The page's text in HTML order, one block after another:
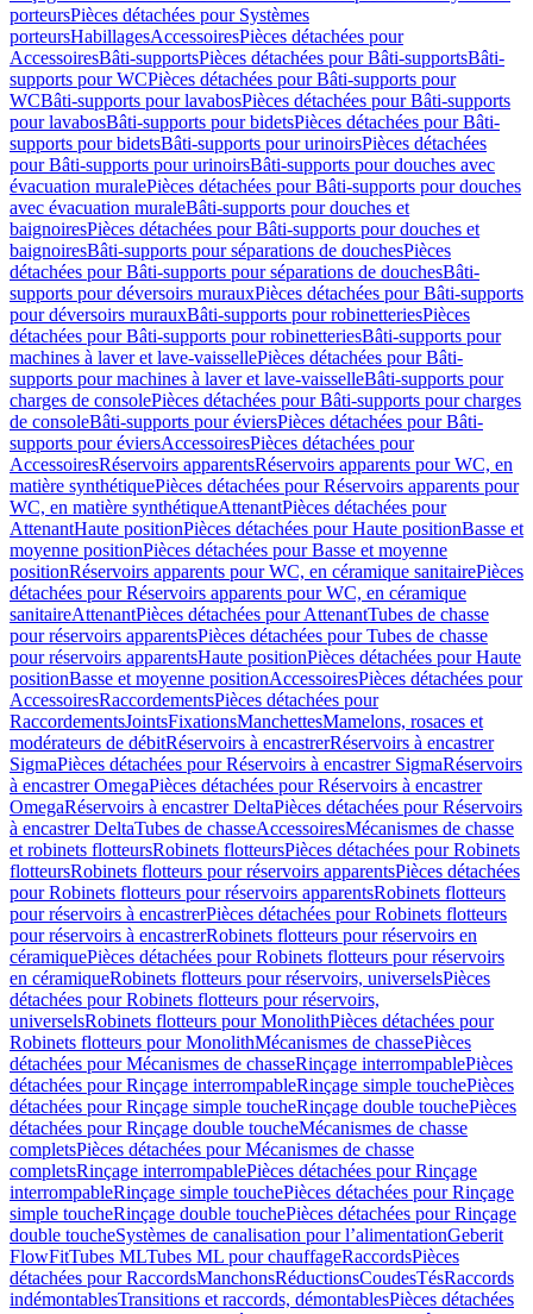
porteursPièces détachées pour Systèmes
porteursHabillagesAccessoiresPièces détachées pour
AccessoiresBâti-supportsPièces détachées pour Bâti-supportsBâti-
supports pour WCPièces détachées pour Bâti-supports pour
WCBâti-supports pour lavabosPièces détachées pour Bâti-supports
pour lavabosBâti-supports pour bidetsPièces détachées pour Bâti-
supports pour bidetsBâti-supports pour urinoirsPièces détachées
pour Bâti-supports pour urinoirsBâti-supports pour douches avec
évacuation muralePièces détachées pour Bâti-supports pour douches
avec évacuation muraleBâti-supports pour douches et
baignoiresPièces détachées pour Bâti-supports pour douches et
baignoiresBâti-supports pour séparations de douchesPièces
détachées pour Bâti-supports pour séparations de douchesBâti-
supports pour déversoirs murauxPièces détachées pour Bâti-supports
pour déversoirs murauxBâti-supports pour robinetteriesPièces
détachées pour Bâti-supports pour robinetteriesBâti-supports pour
machines à laver et lave-vaissellePièces détachées pour Bâti-
supports pour machines à laver et lave-vaisselleBâti-supports pour
charges de consolePièces détachées pour Bâti-supports pour charges
de consoleBâti-supports pour éviersPièces détachées pour Bâti-
supports pour éviersAccessoiresPièces détachées pour
AccessoiresRéservoirs apparentsRéservoirs apparents pour WC, en
matière synthétiquePièces détachées pour Réservoirs apparents pour
WC, en matière synthétiqueAttenantPièces détachées pour
AttenantHaute positionPièces détachées pour Haute positionBasse et
moyenne positionPièces détachées pour Basse et moyenne
positionRéservoirs apparents pour WC, en céramique sanitairePièces
détachées pour Réservoirs apparents pour WC, en céramique
sanitaireAttenantPièces détachées pour AttenantTubes de chasse
pour réservoirs apparentsPièces détachées pour Tubes de chasse
pour réservoirs apparentsHaute positionPièces détachées pour Haute
positionBasse et moyenne positionAccessoiresPièces détachées pour
AccessoiresRaccordementsPièces détachées pour
RaccordementsJointsFixationsManchettesMamelons, rosaces et
modérateurs de débitRéservoirs à encastrerRéservoirs à encastrer
SigmaPièces détachées pour Réservoirs à encastrer SigmaRéservoirs
à encastrer OmegaPièces détachées pour Réservoirs à encastrer
OmegaRéservoirs à encastrer DeltaPièces détachées pour Réservoirs
à encastrer DeltaTubes de chasseAccessoiresMécanismes de chasse
et robinets flotteursRobinets flotteursPièces détachées pour Robinets
flotteursRobinets flotteurs pour réservoirs apparentsPièces détachées
pour Robinets flotteurs pour réservoirs apparentsRobinets flotteurs
pour réservoirs à encastrerPièces détachées pour Robinets flotteurs
pour réservoirs à encastrerRobinets flotteurs pour réservoirs en
céramiquePièces détachées pour Robinets flotteurs pour réservoirs
en céramiqueRobinets flotteurs pour réservoirs, universelsPièces
détachées pour Robinets flotteurs pour réservoirs,
universelsRobinets flotteurs pour MonolithPièces détachées pour
Robinets flotteurs pour MonolithMécanismes de chassePièces
détachées pour Mécanismes de chasseRinçage interrompablePièces
détachées pour Rinçage interrompableRinçage simple touchePièces
détachées pour Rinçage simple toucheRinçage double touchePièces
détachées pour Rinçage double toucheMécanismes de chasse
completsPièces détachées pour Mécanismes de chasse
completsRinçage interrompablePièces détachées pour Rinçage
interrompableRinçage simple touchePièces détachées pour Rinçage
simple toucheRinçage double touchePièces détachées pour Rinçage
double toucheSystèmes de canalisation pour l’alimentationGeberit
FlowFitTubes MLTubes ML pour chauffageRaccordsPièces
détachées pour RaccordsManchonsRéductionsCoudesTésRaccords
indémontablesTransitions et raccords, démontablesPièces détachées